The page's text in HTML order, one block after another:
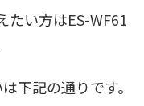
たい方はES-WF61
下記の通りです。